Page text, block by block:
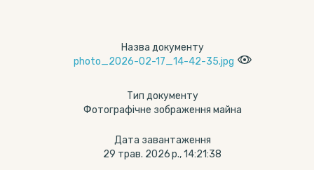
Назва документу
photo_2026-02-17_14-42-35.jpg
Тип документу
Фотографічне зображення майна
Дата завантаження
29 трав. 2026 р., 14:21:38